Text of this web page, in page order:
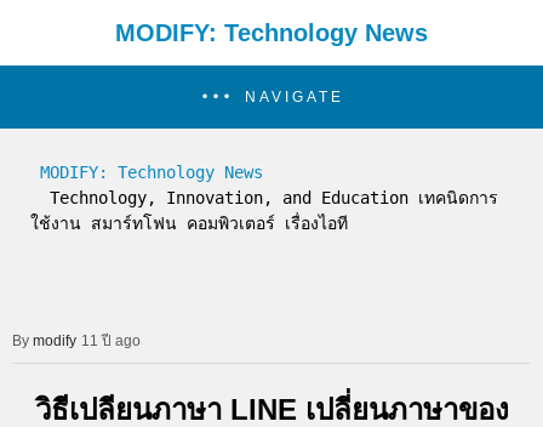
MODIFY: Technology News
NAVIGATE
MODIFY: Technology News
ใช้งาน สมาร์ทโฟน คอมพิวเตอร์ เรื่องไอที
modify 11 ปี ago
วิธีเปลียนภาษา LINE เปลี่ยนภาษาของ